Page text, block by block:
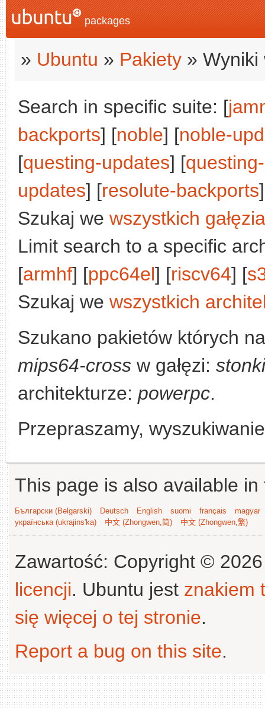
packages
» Ubuntu » Pakiety » Wyniki
Search in specific suite: [
backports] [noble] [noble-
[questing-updates] [
updates] [resolute-backports
Szukaj we wszystkich
Limit search to a specific
[armhf] [ppc64el] [riscv64] [
Szukaj we wszystkich
Szukano pakietów których
mips64-cross w gałęzi:
architekturze: powerpc.
Przepraszamy,
This page is also available
Български (Bəlgarski) Deutsch English suomi français
magyar
українська (ukrajins'ka)
中文 (Zhongwen,简) 中文 (Zhongwen,繁)
Zawartość: Copyright ©
licencji. Ubuntu jest znakiem
się więcej o tej stronie.
Report a bug on this site.